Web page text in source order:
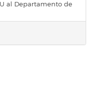
al Departamento de